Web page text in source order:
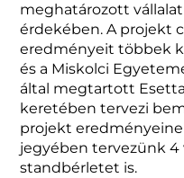
meghatározott
érdekében. A projekt
eredményeit többek
és a Miskolci
által megtartott
keretében tervezi
projekt
jegyében tervezünk 4
standbérletet is.